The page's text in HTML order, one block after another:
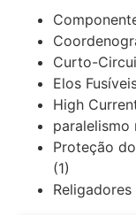
Curto-
Elos
High
paralelismo
Proteção
(1)